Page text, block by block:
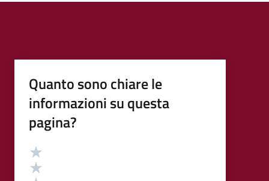
Quanto sono chiare le
informazioni su questa
pagina?
Valutazione